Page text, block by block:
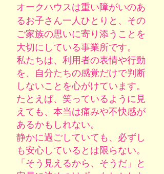
オークハウスは重い障がいのあ
るお子さん一人ひとりと、その
ご家族の思いに寄り添うことを
大切にしている事業所です。
私たちは、利用者の表情や行動
を、自分たちの感覚だけで判断
しないことを心がけています。
たとえば、笑っているように見
えても、本当は痛みや不快感が
あるかもしれない。
静かに過ごしていても、必ずし
も安心しているとは限らない。
「そう見えるから、そうだ」と